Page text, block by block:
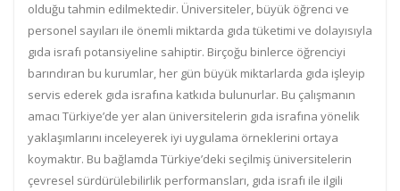
olduğu tahmin edilmektedir. Üniversiteler, büyük öğrenci ve
personel sayıları ile önemli miktarda gıda tüketimi ve dolayısıyla
gıda israfı potansiyeline sahiptir. Birçoğu binlerce öğrenciyi
barındıran bu kurumlar, her gün büyük miktarlarda gıda işleyip
servis ederek gıda israfına katkıda bulunurlar. Bu çalışmanın
amacı Türkiye’de yer alan üniversitelerin gıda israfına yönelik
yaklaşımlarını inceleyerek iyi uygulama örneklerini ortaya
koymaktır. Bu bağlamda Türkiye’deki seçilmiş üniversitelerin
çevresel sürdürülebilirlik performansları, gıda israfı ile ilgili